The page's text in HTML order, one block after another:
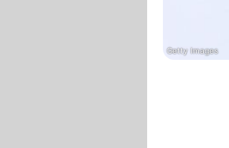
Getty Images